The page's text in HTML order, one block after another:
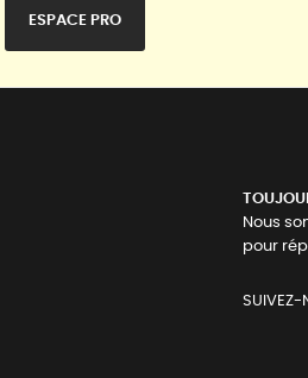
ESPACE PRO
Nous
pour
SUIVEZ-